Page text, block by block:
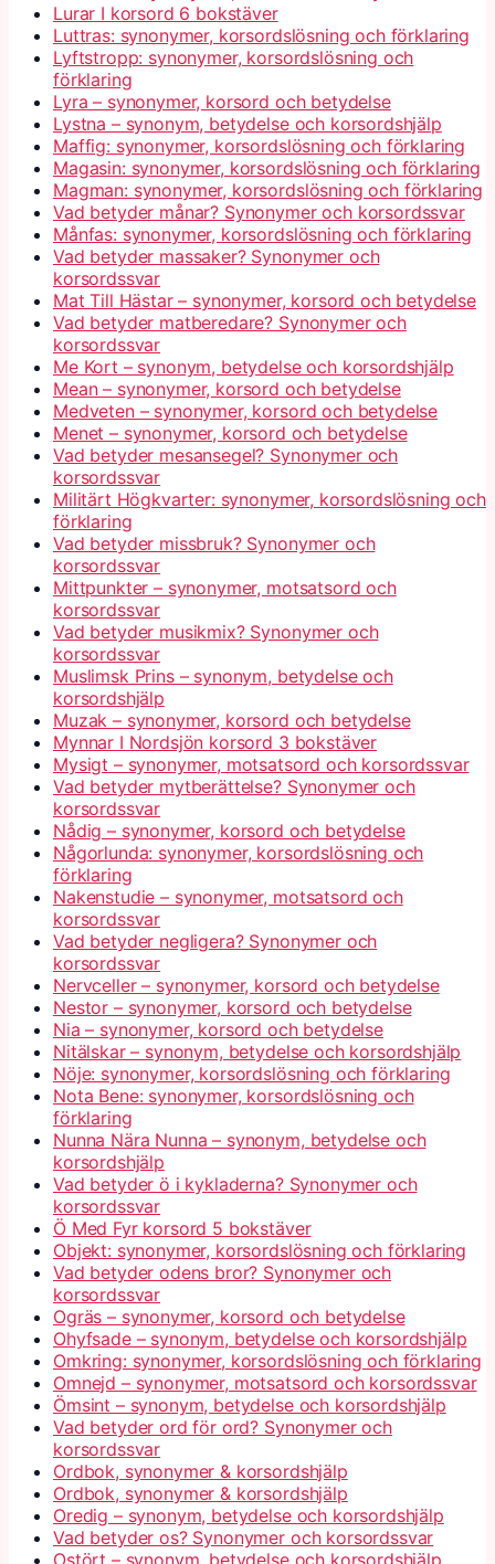
Lurar I korsord 6 bokstäver
Luttras: synonymer, korsordslösning och förklaring
Lyftstropp: synonymer, korsordslösning och
förklaring
Lyra – synonymer, korsord och betydelse
Lystna – synonym, betydelse och korsordshjälp
Maffig: synonymer, korsordslösning och förklaring
Magasin: synonymer, korsordslösning och förklaring
Magman: synonymer, korsordslösning och förklaring
Vad betyder månar? Synonymer och korsordssvar
Månfas: synonymer, korsordslösning och förklaring
Vad betyder massaker? Synonymer och
korsordssvar
Mat Till Hästar – synonymer, korsord och betydelse
Vad betyder matberedare? Synonymer och
korsordssvar
Me Kort – synonym, betydelse och korsordshjälp
Mean – synonymer, korsord och betydelse
Medveten – synonymer, korsord och betydelse
Menet – synonymer, korsord och betydelse
Vad betyder mesansegel? Synonymer och
korsordssvar
Militärt Högkvarter: synonymer, korsordslösning och
förklaring
Vad betyder missbruk? Synonymer och
korsordssvar
Mittpunkter – synonymer, motsatsord och
korsordssvar
Vad betyder musikmix? Synonymer och
korsordssvar
Muslimsk Prins – synonym, betydelse och
korsordshjälp
Muzak – synonymer, korsord och betydelse
Mynnar I Nordsjön korsord 3 bokstäver
Mysigt – synonymer, motsatsord och korsordssvar
Vad betyder mytberättelse? Synonymer och
korsordssvar
Nådig – synonymer, korsord och betydelse
Någorlunda: synonymer, korsordslösning och
förklaring
Nakenstudie – synonymer, motsatsord och
korsordssvar
Vad betyder negligera? Synonymer och
korsordssvar
Nervceller – synonymer, korsord och betydelse
Nestor – synonymer, korsord och betydelse
Nia – synonymer, korsord och betydelse
Nitälskar – synonym, betydelse och korsordshjälp
Nöje: synonymer, korsordslösning och förklaring
Nota Bene: synonymer, korsordslösning och
förklaring
Nunna Nära Nunna – synonym, betydelse och
korsordshjälp
Vad betyder ö i kykladerna? Synonymer och
korsordssvar
Ö Med Fyr korsord 5 bokstäver
Objekt: synonymer, korsordslösning och förklaring
Vad betyder odens bror? Synonymer och
korsordssvar
Ogräs – synonymer, korsord och betydelse
Ohyfsade – synonym, betydelse och korsordshjälp
Omkring: synonymer, korsordslösning och förklaring
Omnejd – synonymer, motsatsord och korsordssvar
Ömsint – synonym, betydelse och korsordshjälp
Vad betyder ord för ord? Synonymer och
korsordssvar
Ordbok, synonymer & korsordshjälp
Ordbok, synonymer & korsordshjälp
Oredig – synonym, betydelse och korsordshjälp
Vad betyder os? Synonymer och korsordssvar
Ostört – synonym, betydelse och korsordshjälp